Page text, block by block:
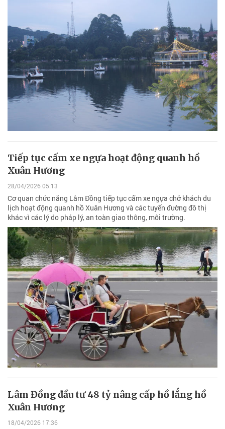
Tiếp tục cấm xe ngựa hoạt động quanh hồ
Xuân Hương
28/04/2026 05:13
Cơ quan chức năng Lâm Đồng tiếp tục cấm xe ngựa chở khách du
lịch hoạt động quanh hồ Xuân Hương và các tuyến đường đô thị
khác vì các lý do pháp lý, an toàn giao thông, môi trường.
Lâm Đồng đầu tư 48 tỷ nâng cấp hồ lắng hồ
Xuân Hương
18/04/2026 17:36